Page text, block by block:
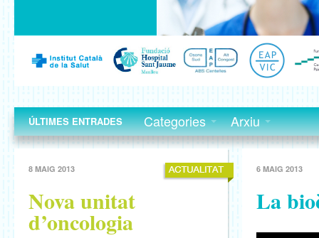
ÚLTIMES ENTRADES Categories Arxiu
8 MAIG 2013
Nova unitat
d’oncologia
6 MAIG 2013
La